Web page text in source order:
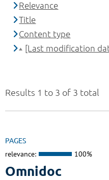
Results 1 to 3 of 3 total
PAGES
relevance: 100%
Omnidoc
Relevance
Title
Content type
[Last modification